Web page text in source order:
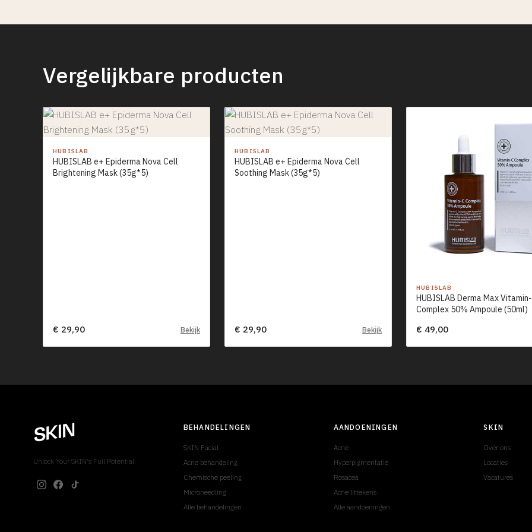
Vergelijkbare producten
HUBISLAB
HUBISLAB e+ Epiderma Nova Cell
Brightening Mask (35g*5)
€ 29,90 Bekijk
HUBISLAB
HUBISLAB e+ Epiderma Nova Cell
Soothing Mask (35g*5)
€ 29,90 Bekijk
HUBISLAB
HUBISLAB Derma Max
Complex 50% Ampoule (50ml)
€ 49,00
Unlock Your SKIN's Full Potential
BEHANDELINGEN
SKIN Facial
Acne behandeling
Chemische peeling
Microneedling
Alle behandelingen
AANDOENINGEN
Acne
Hyperpigmentatie
Rosacea
Acne littekens
Alle aandoeningen
SKIN
Over ons
Locaties
Vacatures